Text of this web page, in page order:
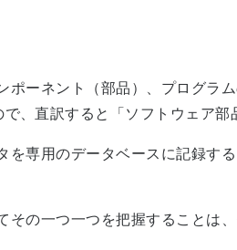
ーネント（部品）、プログラ
、直訳すると「ソフトウェア部
専用のデータベースに記録す
の一つ一つを把握することは